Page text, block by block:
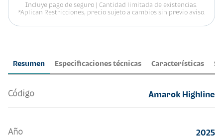
Resumen Especificaciones técnicas Características
Código Amarok Highline
Año 2025
Incluye pago de seguro | Cantidad limitada de existencias.
*Aplican Restricciones, precio sujeto a cambios sin previo aviso.